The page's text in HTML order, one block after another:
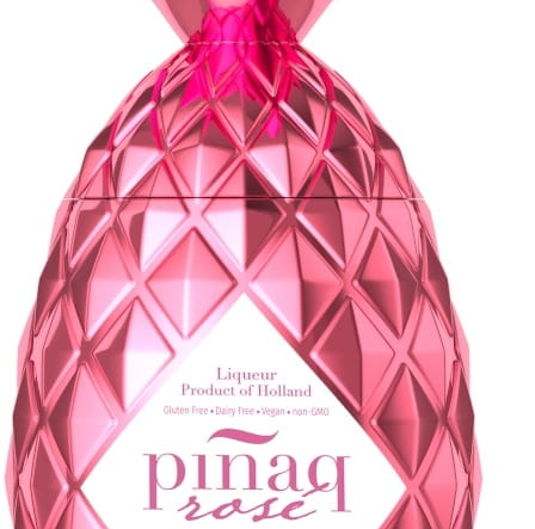
Kontakt i dane firmy
Masz pytania? Zadzwoń:
+48 783 618 303
lub napisz
sklep@domalkoholi.pl
Sklep internetowyShoper.pl